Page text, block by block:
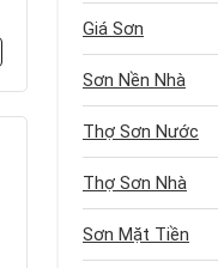
Giá Sơn
Sơn Nền Nhà
Thợ Sơn Nước
Thợ Sơn Nhà
Sơn Mặt Tiền